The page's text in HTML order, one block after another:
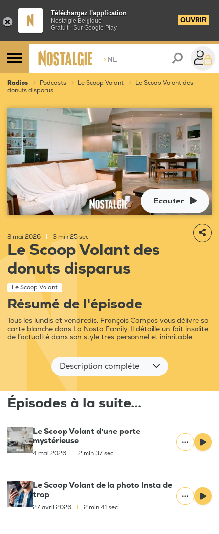
Téléchargez l'application
Nostalgie Belgique
Gratuit - Sur Google Play
OUVRIR
> NL
Radios Podcasts Le Scoop Volant
Le Scoop Volant des
donuts disparus
Ecouter
8 mai 2026 3 min 25 sec
Le Scoop Volant des
donuts disparus
Le Scoop Volant
Résumé de l'épisode
Tous les lundis et vendredis, François Campos vous délivre sa
carte blanche dans La Nosta Family. Il détaille un fait insolite
de l’actualité dans son style très personnel et inimitable.
Description complète
Épisodes à la suite...
Le Scoop Volant d'une porte
mystérieuse
4 mai 2026 2 min 37 sec
Le Scoop Volant de la photo Insta de
trop
27 avril 2026 2 min 41 sec